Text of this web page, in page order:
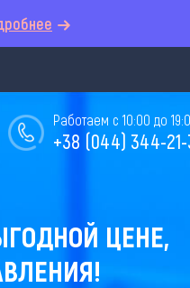
Работаем с 10:00 до
+38 (044) 344-
ЦЕНЕ,